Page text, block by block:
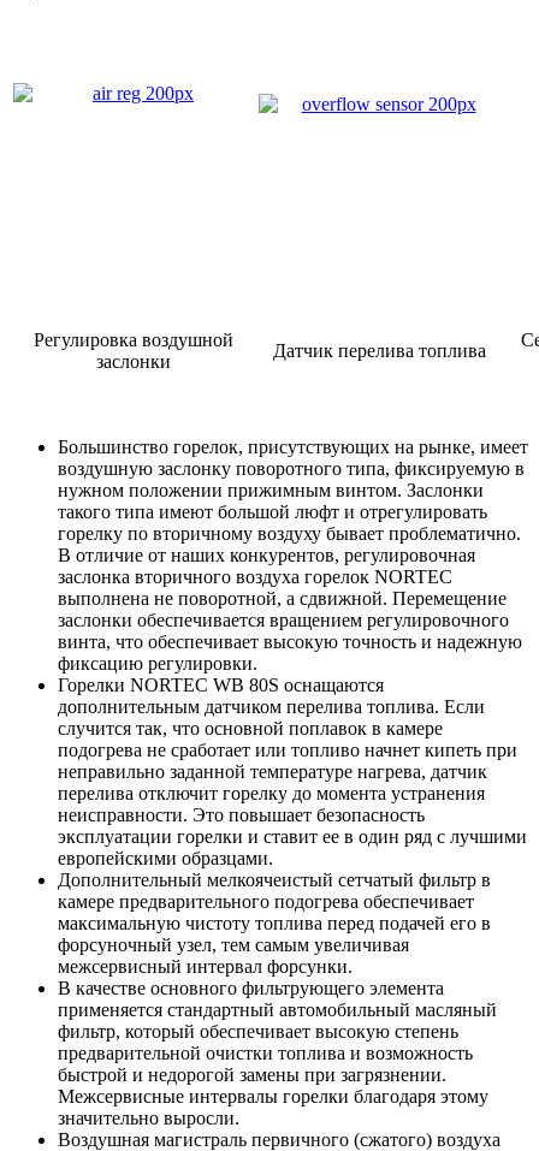
Регулировка воздушной
заслонки
Датчик перелива топлива
Большинство горелок, присутствующих на рынке, имеет
воздушную заслонку поворотного типа, фиксируемую в
нужном положении прижимным винтом. Заслонки
такого типа имеют большой люфт и отрегулировать
горелку по вторичному воздуху бывает проблематично.
В отличие от наших конкурентов, регулировочная
заслонка вторичного воздуха горелок NORTEC
выполнена не поворотной, а сдвижной. Перемещение
заслонки обеспечивается вращением регулировочного
винта, что обеспечивает высокую точность и надежную
фиксацию регулировки.
Горелки NORTEC WB 80S оснащаются
дополнительным датчиком перелива топлива. Если
случится так, что основной поплавок в камере
подогрева не сработает или топливо начнет кипеть при
неправильно заданной температуре нагрева, датчик
перелива отключит горелку до момента устранения
неисправности. Это повышает безопасность
эксплуатации горелки и ставит ее в один ряд с лучшими
европейскими образцами.
Дополнительный мелкоячеистый сетчатый фильтр в
камере предварительного подогрева обеспечивает
максимальную чистоту топлива перед подачей его в
форсуночный узел, тем самым увеличивая
межсервисный интервал форсунки.
В качестве основного фильтрующего элемента
применяется стандартный автомобильный масляный
фильтр, который обеспечивает высокую степень
предварительной очистки топлива и возможность
быстрой и недорогой замены при загрязнении.
Межсервисные интервалы горелки благодаря этому
значительно выросли.
Воздушная магистраль первичного (сжатого) воздуха